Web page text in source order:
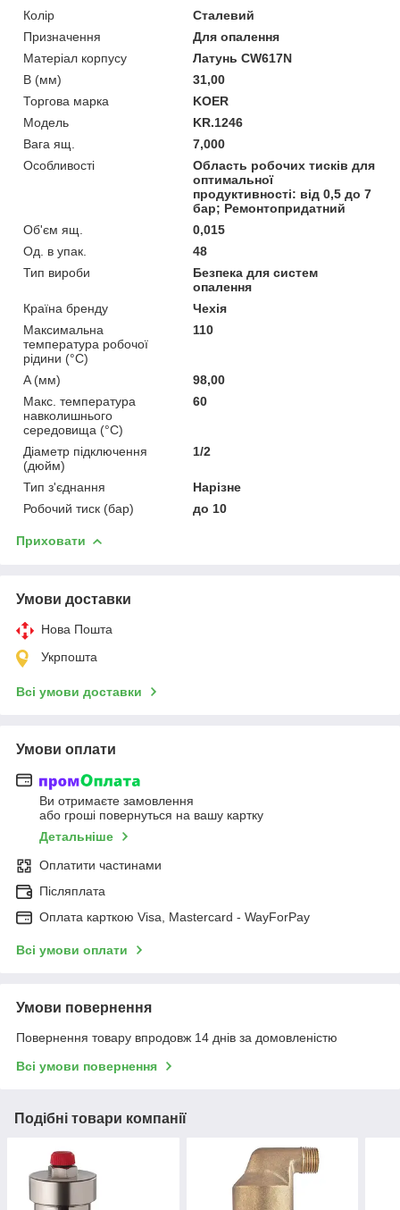
Колір
Сталевий
Призначення
Для опалення
Матеріал корпусу
Латунь CW617N
B (мм)
31,00
Торгова марка
KOER
Мoдель
KR.1246
Вага ящ.
7,000
Особливості
Область робочих тисків для
оптимальної
продуктивності: від 0,5 до 7
бар; Ремонтопридатний
Об'єм ящ.
0,015
Од. в упак.
48
Тип вироби
Безпека для систем
опалення
Країна бренду
Чехія
Максимальна
температура робочої
рідини (°C)
110
A (мм)
98,00
Макс. температура
навколишнього
середовища (°C)
60
Діаметр підключення
(дюйм)
1/2
Тип з'єднання
Нарізне
Робочий тиск (бар)
до 10
Приховати
Умови доставки
Нова Пошта
Укрпошта
Всі умови доставки
Умови оплати
Ви отримаєте замовлення
або гроші повернуться на вашу картку
Детальніше
Оплатити частинами
Післяплата
Оплата карткою Visa, Mastercard - WayForPay
Всі умови оплати
Умови повернення
Повернення товару впродовж 14 днів за домовленістю
Всі умови повернення
Подібні товари компанії